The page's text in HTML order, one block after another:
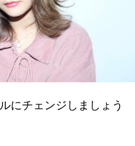
にチェンジしましょう